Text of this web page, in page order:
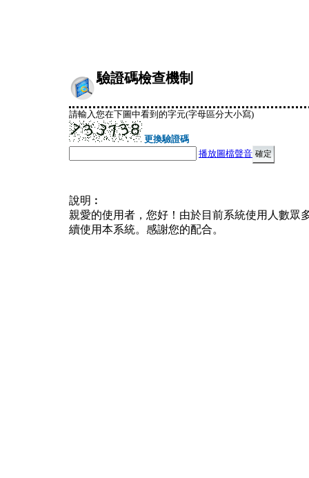
驗證碼檢查機制
請輸入您在下圖中看到的字元(字母區分大小寫)
更換驗證碼
播放圖檔聲音
說明︰
親愛的使用者，您好！由於目前系統使用人數眾
續使用本系統。感謝您的配合。